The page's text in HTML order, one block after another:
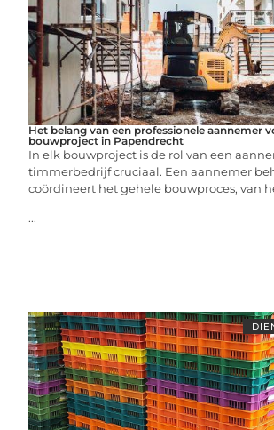
Het belang van een professionele aannemer
bouwproject in Papendrecht
In elk bouwproject is de rol van een
timmerbedrijf cruciaal. Een aannemer
coördineert het gehele bouwproces, van
...